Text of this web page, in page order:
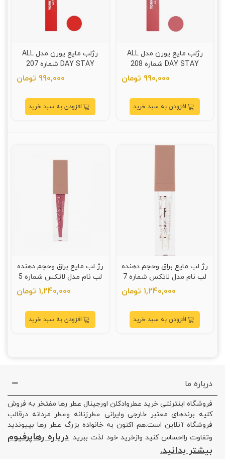
رژلب مایع یورن مدل ALL
DAY STAY شماره 208
990,000 تومان
افزودن به سبد خرید
رژلب مایع یورن مدل ALL
DAY STAY شماره 207
990,000 تومان
افزودن به سبد خرید
رژ لب مایع براق وحجم دهنده
لب نام مدل لاتکس شماره 7
(Nam Latex Lipgloss
1,240,000 تومان
افزودن به سبد خرید
رژ لب مایع براق وحجم دهنده
لب نام مدل لاتکس شماره 5
(Nam Latex Lipgloss
1,240,000 تومان
افزودن به سبد خرید
درباره ما
فروشگاه اینترنتی خرید عطروادکلن اورجینال عطر رها مفتخر به فروش
کلیه برندهای معتبر خارجی وایرانی عطرزنانه وعطر مردانه درقالب
فروشگاه آنلاین است.هم اکنون به خانواده بزرگ عطر رها بپیوندید
وتفاوت رااحساس کنید وازخرید خود لذت ببرید. درباره رهاپرفیوم
بیشتر بدانید.